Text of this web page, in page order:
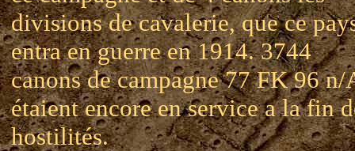
divisions de cavalerie, que ce
entra en guerre en 1914. 3744
canons de campagne 77 FK 96 n/
étaient encore en service a la fin
hostilités.